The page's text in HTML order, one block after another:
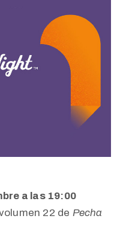
a las 19:00
22 de Pecha